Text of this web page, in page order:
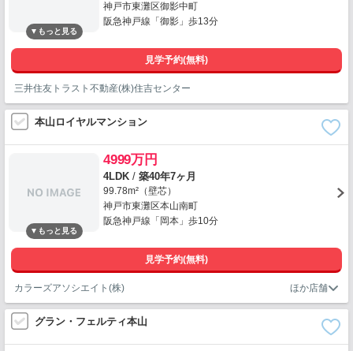
神戸市東灘区御影中町
阪急神戸線「御影」歩13分
見学予約(無料)
三井住友トラスト不動産(株)住吉センター
本山ロイヤルマンション
4999万円
4LDK / 築40年7ヶ月
99.78m²（壁芯）
神戸市東灘区本山南町
阪急神戸線「岡本」歩10分
見学予約(無料)
カラーズアソシエイト(株)
グラン・フェルティ本山